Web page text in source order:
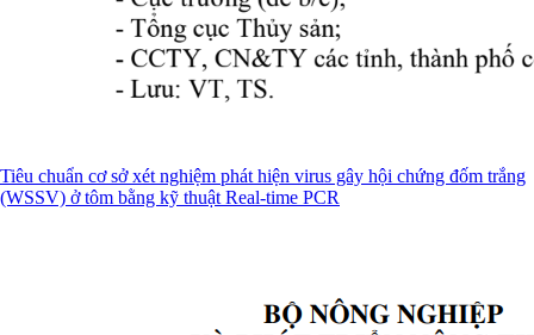
Tiêu chuẩn cơ sở xét nghiệm phát hiện virus gây hội chứng đốm trắng
(WSSV) ở tôm bằng kỹ thuật Real-time PCR